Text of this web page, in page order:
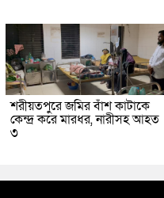
শরীয়তপুরে জমির বাঁশ কাটাকে
কেন্দ্র করে মারধর, নারীসহ আহত
৩